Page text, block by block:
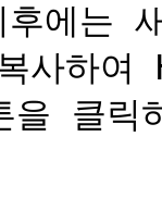
에는
사하
을 클